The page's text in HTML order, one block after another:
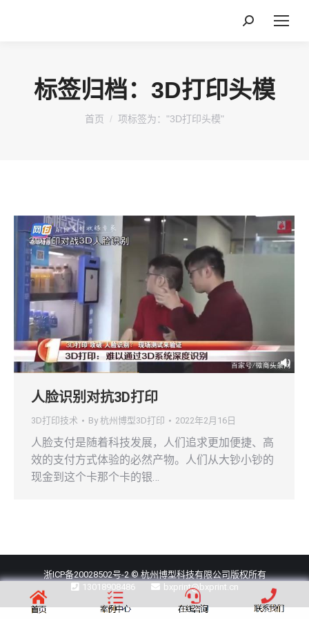
搜
标签归档： 3D打印头模
您在这里：
首页 项标签为："3D打印头模"
人脸识别对抗3D打印
3D打印技术 By 杭州博型3D打印 2022年2月16日
人脸支付是随着科技发展，人们追求更加便捷、高
效的支付方式体验的必然产物。人们从大钞小钞的
现金到这个卡那个卡的银…
浙ICP备20028502号-2© 杭州博型科技有限公司版权所有
13018908486
bxprint@bxprint.cn